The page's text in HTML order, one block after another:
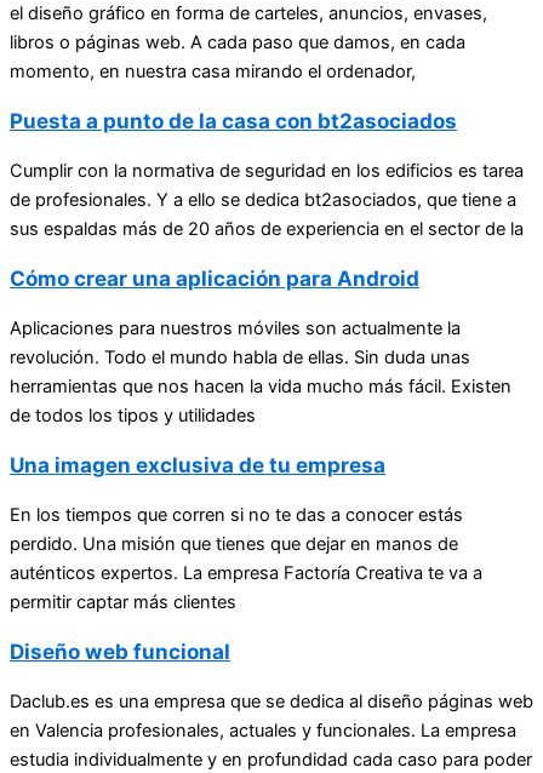
el diseño gráfico en forma de carteles, anuncios, envases,
libros o páginas web. A cada paso que damos, en cada
momento, en nuestra casa mirando el ordenador,
Puesta a punto de la casa con bt2asociados
Cumplir con la normativa de seguridad en los edificios es tarea
de profesionales. Y a ello se dedica bt2asociados, que tiene a
sus espaldas más de 20 años de experiencia en el sector de la
Cómo crear una aplicación para Android
Aplicaciones para nuestros móviles son actualmente la
revolución. Todo el mundo habla de ellas. Sin duda unas
herramientas que nos hacen la vida mucho más fácil. Existen
de todos los tipos y utilidades
Una imagen exclusiva de tu empresa
En los tiempos que corren si no te das a conocer estás
perdido. Una misión que tienes que dejar en manos de
auténticos expertos. La empresa Factoría Creativa te va a
permitir captar más clientes
Diseño web funcional
Daclub.es es una empresa que se dedica al diseño páginas web
en Valencia profesionales, actuales y funcionales. La empresa
estudia individualmente y en profundidad cada caso para poder